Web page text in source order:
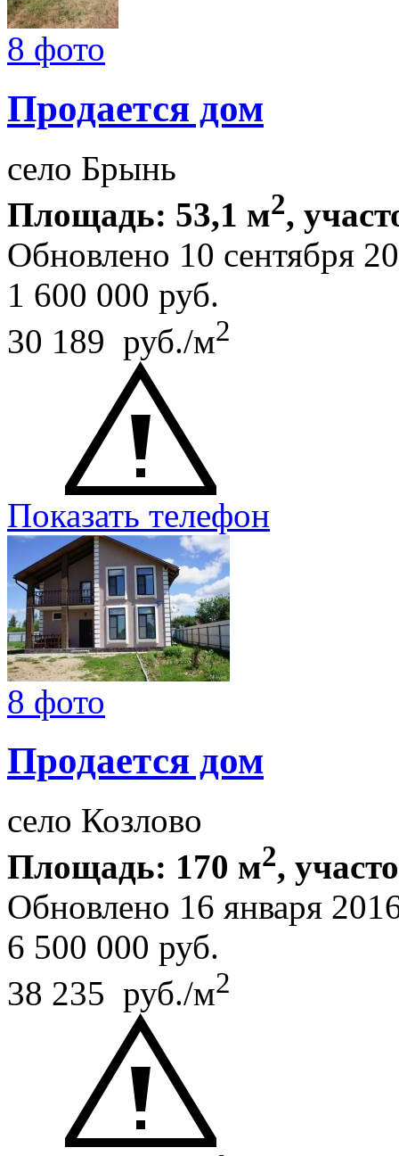
8 фото
Продается дом
село Брынь
Площадь: 53,1 м2,
Обновлено 10 сентября
1 600 000 руб.
30 189 руб./м2
Показать телефон
8 фото
Продается дом
село Козлово
Площадь: 170 м2,
Обновлено 16 января
6 500 000 руб.
38 235 руб./м2